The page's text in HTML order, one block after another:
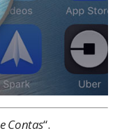
Contas“.